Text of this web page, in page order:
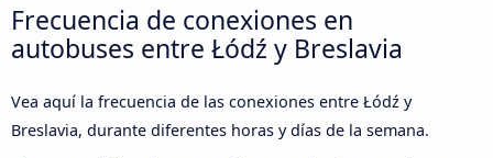
Frecuencia de conexiones en
autobuses entre Łódź y Breslavia
Vea aquí la frecuencia de las conexiones entre Łódź y
Breslavia, durante diferentes horas y días de la semana.